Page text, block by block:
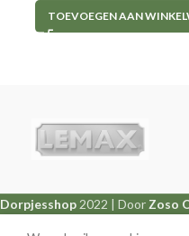
TOEVOEGEN AAN
Dorpjesshop 2022 | Door Zoso